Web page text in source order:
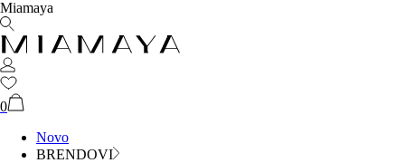
Miamaya
0
Novo
BRENDOVI